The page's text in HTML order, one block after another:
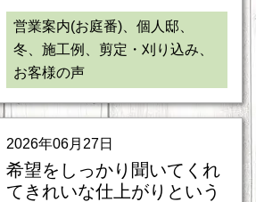
営業案内(お庭番)、個人邸、
冬、施工例、剪定・刈り込み、
お客様の声
2026年06月27日
希望をしっかり聞いてくれ
てきれいな仕上がりという